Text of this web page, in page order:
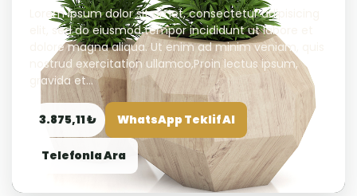
Lorem ipsum dolor sit amet, consectetur adipisicing
elit, sed do eiusmod tempor incididunt ut labore et
dolore magna aliqua. Ut enim ad minim veniam, quis
nostrud exercitation ullamco,Proin lectus ipsum,
gravida et...
3.875,11 ₺ WhatsApp Teklif Al
Telefonla Ara